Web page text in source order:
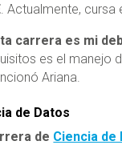
. Actualmente,
carrera es mi
es el manejo
Ariana.
de Datos
de Ciencia de